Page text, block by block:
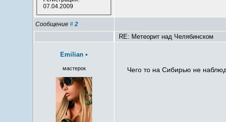
07.04.2009
Сообщение#2
RE: Метеорит над Челябинском
Emilian •
мастерок Чего то на Сибирью не